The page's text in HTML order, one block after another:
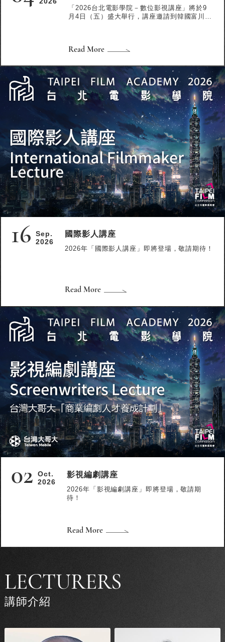
「2026台北電影學院－數位影視講座」將於9
月4日（五）盛大舉行，講座邀請到韓國富川奇
電影學院等；並邀請到國內長年擔任藝術文化
分享藝術創作者應用生成式 AI 的法律注意事項
與智慧財產權保護。名額有限，報名從速！
Read More
16
Sep.
2026
國際影人講座
2026年「國際影人講座」即將登場，敬請期待！
Read More
02
Oct.
2026
影視編劇講座
2026年「影視編劇講座」即將登場，敬請期
待！
Read More
LECTURERS
講師介紹